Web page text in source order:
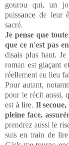
gourou qui, un
puissance de leur
sacré.
Je pense que
que ce n'est pas
disais plus haut.
roman est glaçant
réellement eu lieu
Pour autant,
pour le récit aussi,
est à lire. Il
pleine face,
prendrez aussi le
suis en train de